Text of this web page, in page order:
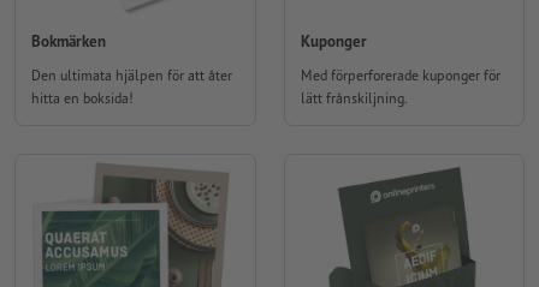
Bokmärken
Den ultimata hjälpen för att åter
hitta en boksida!
Kuponger
Med förperforerade kuponger för
lätt frånskiljning.